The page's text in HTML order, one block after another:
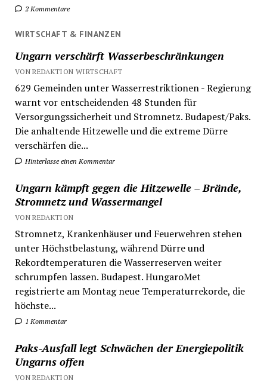
2 Kommentare
WIRTSCHAFT & FINANZEN
Ungarn verschärft Wasserbeschränkungen
VON REDAKTION WIRTSCHAFT
629 Gemeinden unter Wasserrestriktionen - Regierung
warnt vor entscheidenden 48 Stunden für
Versorgungssicherheit und Stromnetz. Budapest/Paks.
Die anhaltende Hitzewelle und die extreme Dürre
verschärfen die...
Hinterlasse einen Kommentar
Ungarn kämpft gegen die Hitzewelle – Brände,
Stromnetz und Wassermangel
VON REDAKTION
Stromnetz, Krankenhäuser und Feuerwehren stehen
unter Höchstbelastung, während Dürre und
Rekordtemperaturen die Wasserreserven weiter
schrumpfen lassen. Budapest. HungaroMet
registrierte am Montag neue Temperaturrekorde, die
höchste...
1 Kommentar
Paks-Ausfall legt Schwächen der Energiepolitik
Ungarns offen
VON REDAKTION